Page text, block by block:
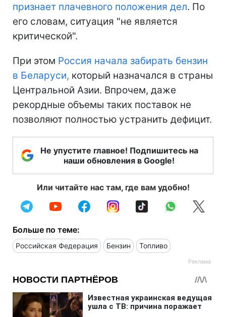
признает плачевного положения дел. По
его словам, ситуация "не является
критической".
При этом Россия начала забирать бензин
в Беларуси, который назначался в страны
Центральной Азии. Впрочем, даже
рекордные объемы таких поставок не
позволяют полностью устранить дефицит.
Не упустите главное! Подпишитесь на
наши обновления в Google!
Или читайте нас там, где вам удобно!
Больше по теме:
Российская Федерация Бензин Топливо